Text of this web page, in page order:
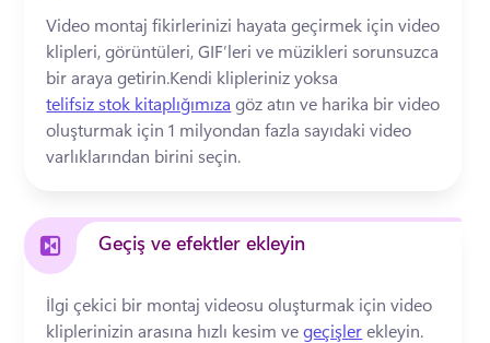
Video montaj fikirlerinizi hayata geçirmek için video
klipleri, görüntüleri, GIF’leri ve müzikleri sorunsuzca
bir araya getirin.Kendi klipleriniz yoksa
telifsiz stok kitaplığımıza göz atın ve harika bir video
oluşturmak için 1 milyondan fazla sayıdaki video
varlıklarından birini seçin.
Geçiş ve efektler ekleyin
İlgi çekici bir montaj videosu oluşturmak için video
kliplerinizin arasına hızlı kesim ve geçişler ekleyin.